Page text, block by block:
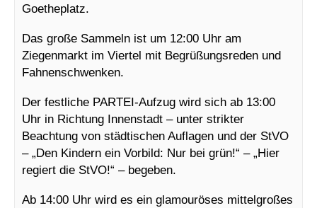
Goetheplatz.
Das große Sammeln ist um 12:00 Uhr am
Ziegenmarkt im Viertel mit Begrüßungsreden und
Fahnenschwenken.
Der festliche PARTEI-Aufzug wird sich ab 13:00
Uhr in Richtung Innenstadt – unter strikter
Beachtung von städtischen Auflagen und der StVO
– „Den Kindern ein Vorbild: Nur bei grün!“ – „Hier
regiert die StVO!“ – begeben.
Ab 14:00 Uhr wird es ein glamouröses mittelgroßes